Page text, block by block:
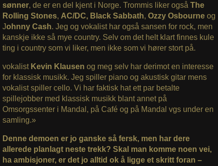
sønner, de er en del kjent i Norge. Trommis liker også The
Rolling Stones, AC/DC, Black Sabbath, Ozzy Osbourneog
Johnny Cash. Jeg og vokalist har også sansen for rock, men
kanskje ikke så mye country. Selv om det helt klart finnes kule
ting i country som vi liker, men ikke som vi hører stort på.
vokalist Kevin Klausen og meg selv har derimot en interesse
for klassisk musikk. Jeg spiller piano og akustisk gitar mens
vokalist spiller cello. Vi har faktisk hat ett par betalte
spillejobber med klassisk musikk blant annet på
Omsorgssenter i Mandal, på Café og på Mandal vgs under en
samling.»
Denne demoen er jo ganske så fersk, men har dere
allerede planlagt neste trekk? Skal man komme noen vei,
ha ambisjoner, er det jo alltid ok å ligge et skritt foran –